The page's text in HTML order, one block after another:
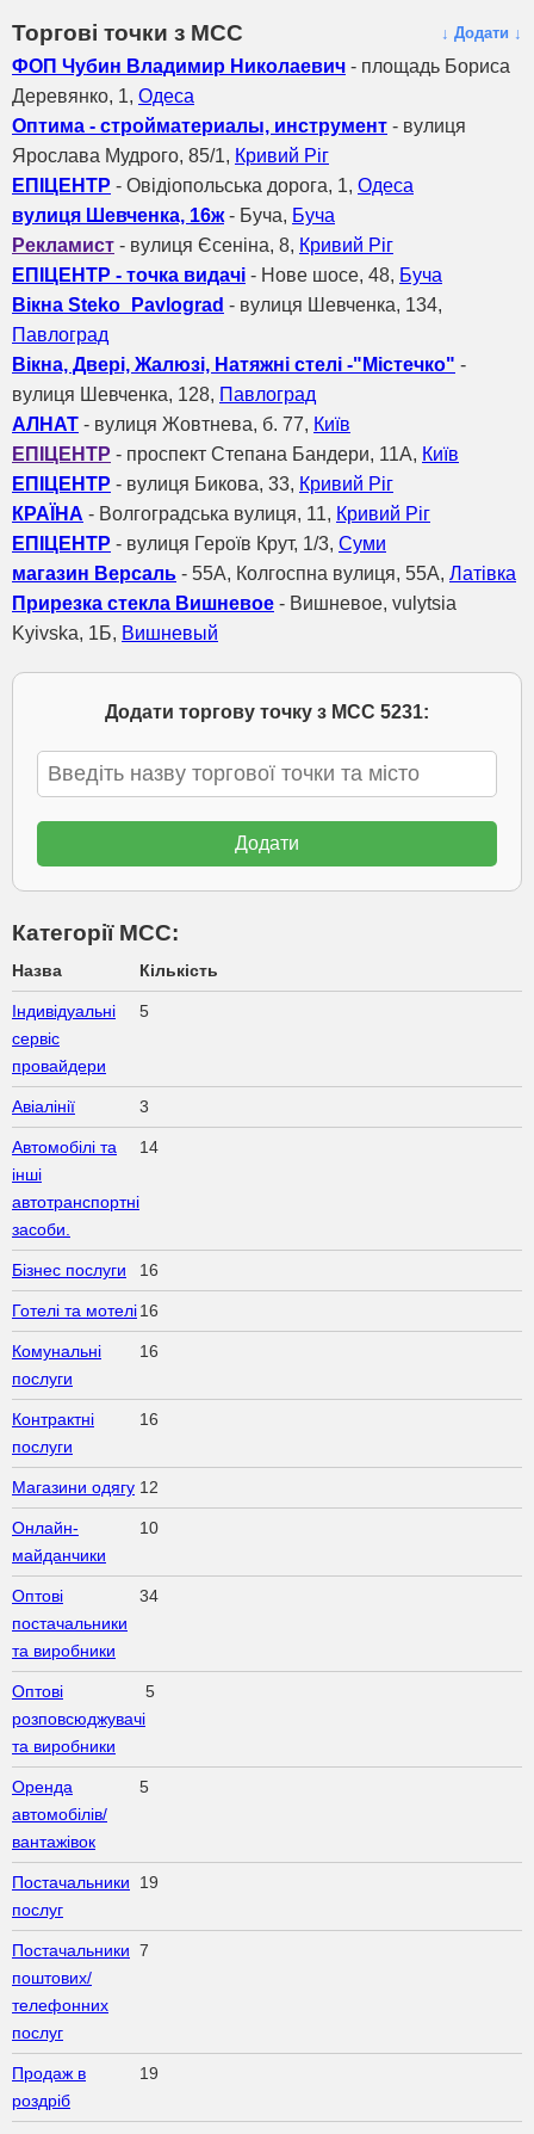
Торгові точки з МСС ↓ Додати ↓
ФОП Чубин Владимир Николаевич - площадь Бориса
Деревянко, 1, Одеса
Оптима - стройматериалы, инструмент - вулиця
Ярослава Мудрого, 85/1, Кривий Ріг
ЕПІЦЕНТР - Овідіопольська дорога, 1, Одеса
вулиця Шевченка, 16ж- Буча, Буча
Рекламист - вулиця Єсеніна, 8, Кривий Ріг
ЕПІЦЕНТР - точка видачі - Нове шосе, 48, Буча
Вікна Steko_Pavlograd - вулиця Шевченка, 134,
Павлоград
Вікна, Двері, Жалюзі, Натяжні стелі -"Містечко" -
вулиця Шевченка, 128, Павлоград
АЛНАТ - вулиця Жовтнева, б. 77, Київ
ЕПІЦЕНТР - проспект Степана Бандери, 11A, Київ
ЕПІЦЕНТР - вулиця Бикова, 33, Кривий Ріг
КРАЇНА - Волгоградська вулиця, 11, Кривий Ріг
ЕПІЦЕНТР - вулиця Героїв Крут, 1/3, Суми
магазин Версаль - 55A, Колгоспна вулиця, 55А, Латівка
Прирезка стекла Вишневое - Вишневое, vulytsia
Kyivska, 1Б, Вишневый
Додати торгову точку з МСС 5231:
Категорії МСС:
Назва Кількість
Індивідуальні
сервіс
провайдери
5
Авіалінії 3
Автомобілі та
інші
автотранспортні
засоби.
14
Бізнес послуги 16
Готелі та мотелі16
Комунальні
послуги
16
Контрактні
послуги
16
Магазини одягу 12
Онлайн-
майданчики
10
Оптові
постачальники
та виробники
34
Оптові
розповсюджувачі
та виробники
5
Оренда
автомобілів/
вантажівок
5
Постачальники
послуг
19
Постачальники
поштових/
телефонних
послуг
7
Продаж в
роздріб
19